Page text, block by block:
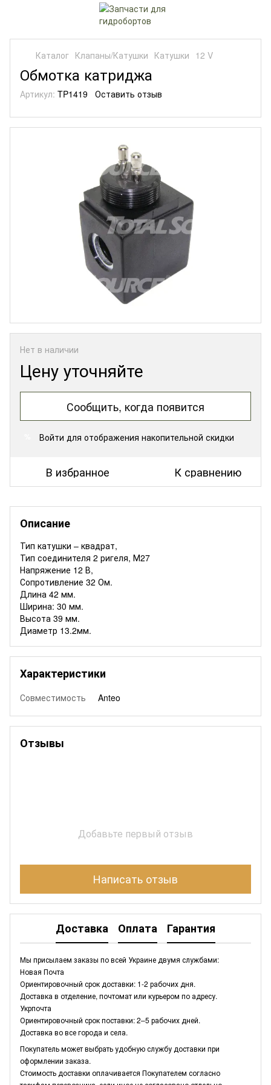
Каталог Клапаны/Катушки Катушки 12 V
Обмотка катриджа
Артикул: TP1419 Оставить отзыв
Нет в наличии
Цену уточняйте
Сообщить, когда появится
Войти для отображения накопительной скидки
В избранное К сравнению
Описание
Тип катушки – квадрат,
Тип соединителя 2 ригеля, М27
Напряжение 12 В,
Сопротивление 32 Ом.
Длина 42 мм.
Ширина: 30 мм.
Высота 39 мм.
Диаметр 13.2мм.
Характеристики
Совместимость Anteo
Отзывы
Добавьте первый отзыв
Написать отзыв
Доставка Оплата Гарантия
Мы присылаем заказы по всей Украине двумя службами:
Новая Почта
Ориентировочный срок доставки: 1-2 рабочих дня.
Доставка в отделение, почтомат или курьером по адресу.
Укрпочта
Ориентировочный срок поставки: 2–5 рабочих дней.
Доставка во все города и села.
Покупатель может выбрать удобную службу доставки при
оформлении заказа.
Стоимость доставки оплачивается Покупателем согласно